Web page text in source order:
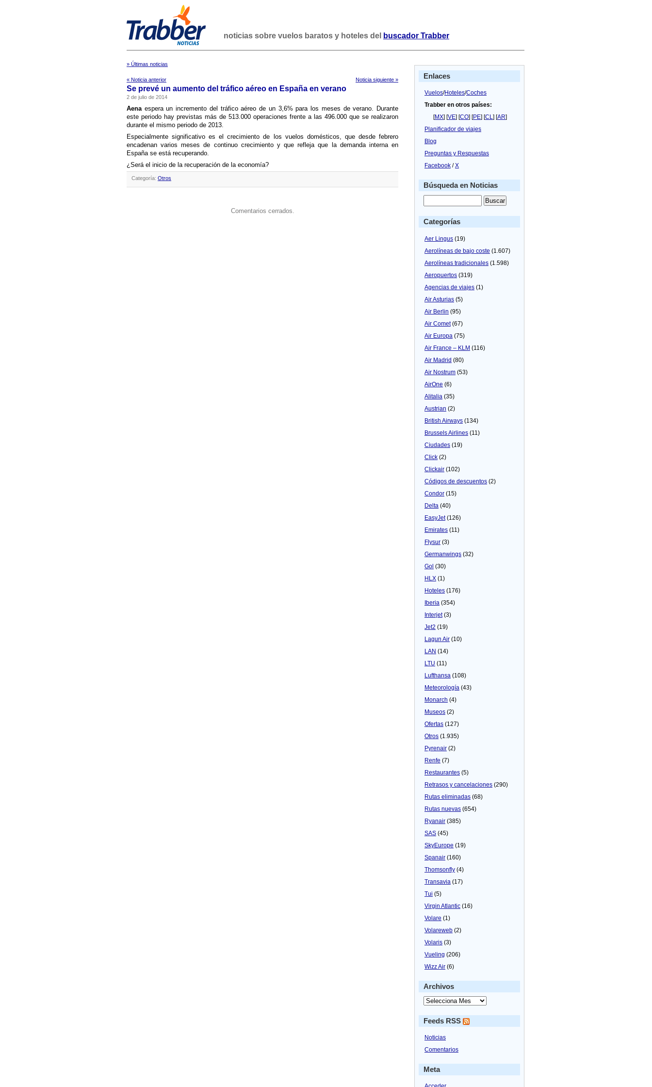
noticias sobre vuelos baratos y hoteles del buscador Trabber
» Últimas noticias
« Noticia anterior Noticia siguiente »
Se prevé un aumento del tráfico aéreo en España en verano
2 de julio de 2014
Aena espera un incremento del tráfico aéreo de un 3,6% para los meses de verano. Durante
este periodo hay previstas más de 513.000 operaciones frente a las 496.000 que se realizaron
durante el mismo periodo de 2013.
Especialmente significativo es el crecimiento de los vuelos domésticos, que desde febrero
encadenan varios meses de continuo crecimiento y que refleja que la demanda interna en
España se está recuperando.
¿Será el inicio de la recuperación de la economí­a?
Categoría: Otros
Comentarios cerrados.
Enlaces
Vuelos/Hoteles/Coches
Trabber en otros países:
[MX] [VE] [CO] [PE] [CL] [AR]
Planificador de viajes
Blog
Preguntas y Respuestas
Facebook /X
Búsqueda en Noticias
Categorías
Aer Lingus (19)
Aerolíneas de bajo coste (1.607)
Aerolíneas tradicionales (1.598)
Aeropuertos (319)
Agencias de viajes (1)
Air Asturias (5)
Air Berlin (95)
Air Comet(67)
Air Europa (75)
Air France – KLM (116)
Air Madrid (80)
Air Nostrum (53)
AirOne (6)
Alitalia (35)
Austrian (2)
British Airways (134)
Brussels Airlines (11)
Ciudades (19)
Click (2)
Clickair (102)
Códigos de descuentos (2)
Condor (15)
Delta (40)
EasyJet(126)
Emirates (11)
Flysur (3)
Germanwings (32)
Gol (30)
HLX (1)
Hoteles (176)
Iberia (354)
Interjet(3)
Jet2 (19)
Lagun Air (10)
LAN (14)
LTU (11)
Lufthansa (108)
Meteorologí­a (43)
Monarch (4)
Museos (2)
Ofertas (127)
Otros (1.935)
Pyrenair (2)
Renfe (7)
Restaurantes (5)
Retrasos y cancelaciones (290)
Rutas eliminadas (68)
Rutas nuevas (654)
Ryanair (385)
SAS (45)
SkyEurope (19)
Spanair (160)
Thomsonfly (4)
Transavia (17)
Tui (5)
Virgin Atlantic (16)
Volare (1)
Volareweb (2)
Volaris (3)
Vueling (206)
Wizz Air (6)
Archivos
Feeds RSS
Noticias
Comentarios
Meta